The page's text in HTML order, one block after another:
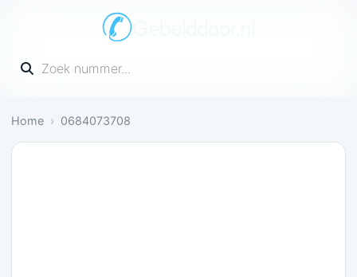
Gebelddoor.nl
Vul een telefoonnummer in
Home 0684073708